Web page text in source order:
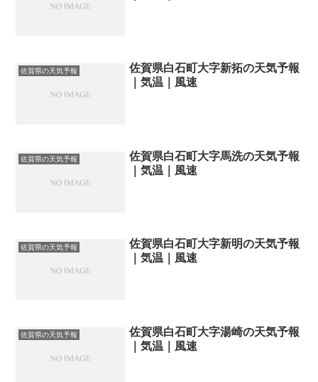
佐賀県の天気予報
佐賀県白石町大字新拓の天気予報
｜気温｜風速
佐賀県の天気予報
佐賀県白石町大字馬洗の天気予報
｜気温｜風速
佐賀県の天気予報
佐賀県白石町大字新明の天気予報
｜気温｜風速
佐賀県の天気予報
佐賀県白石町大字湯崎の天気予報
｜気温｜風速